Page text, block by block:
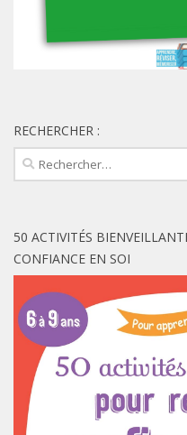
RECHERCHER :
Rechercher :
50 ACTIVITÉS
CONFIANCE EN SOI